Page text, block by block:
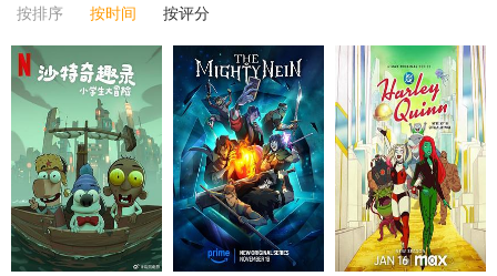
按排序
按时间 按评分